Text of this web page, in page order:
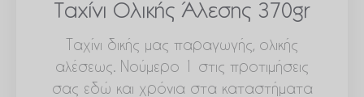
Ταχίνι Ολικής Άλεσης 370gr
Ταχίνι δικής μας παραγωγής, ολικής
αλέσεως. Νούμερο 1 στις προτιμήσεις
σας εδώ και χρόνια στα καταστήματα